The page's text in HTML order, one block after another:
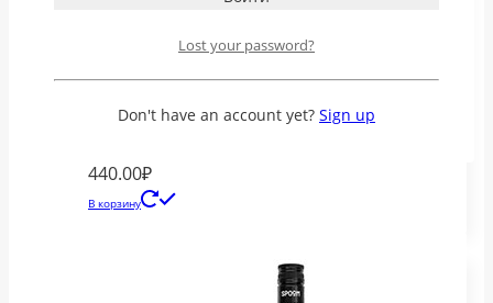
Сироп Spoom «Карамель», 1 бутылка — 1
440.00₽
В корзину
Lost your password?
Don't have an account yet? Sign up